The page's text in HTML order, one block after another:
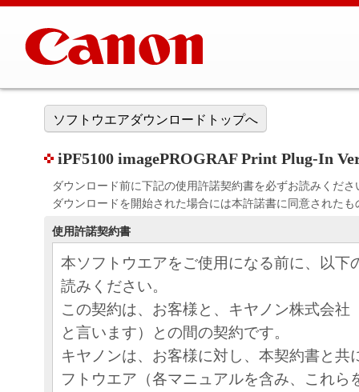
ソフトウエアダウンロードトップへ
iPF5100 imagePROGRAF Print Plug-In
ダウンロード前に下記の使用許諾契約書を必ずお読みくださ
ダウンロードを開始された場合には本許諾書に同意された
使用許諾契約書
本ソフトウエアをご使用になる前に、以下
読みください。
この契約は、お客様と、キヤノン株式会社
と言います）との間の契約です。
キヤノンは、お客様に対し、本契約書と共
フトウエア（各マニュアルを含み、これら